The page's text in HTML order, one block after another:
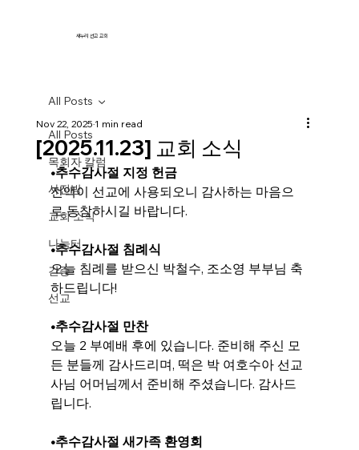
새누리 선교 교회
All Posts
목회자 칼럼
사진방
교회 소식
나눔터
간증
선교
All Posts
[2025.11.23] 교회 소식
Nov 22, 20251 min read
•추수감사절 지정 헌금
전액이 선교에 사용되오니 감사하는 마음으
로 동참하시길 바랍니다.
•추수감사절 침례식
오늘 침례를 받으신 박철수, 조소영 부부님 축
하드립니다!
•추수감사절 만찬
오늘 2 부예배 후에 있습니다. 준비해 주신 모
든 분들께 감사드리며, 떡은 박 여호수아 선교
사님 어머님께서 준비해 주셨습니다. 감사드
립니다.
•추수감사절 새가족 환영회